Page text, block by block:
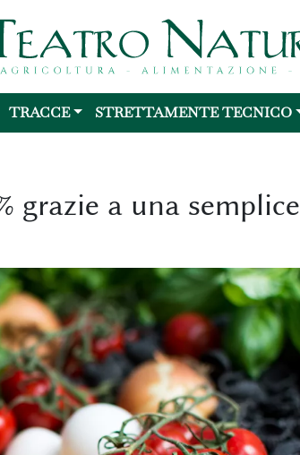
TRACCE STRETTAMENTE TECNICO
grazie a una semplice